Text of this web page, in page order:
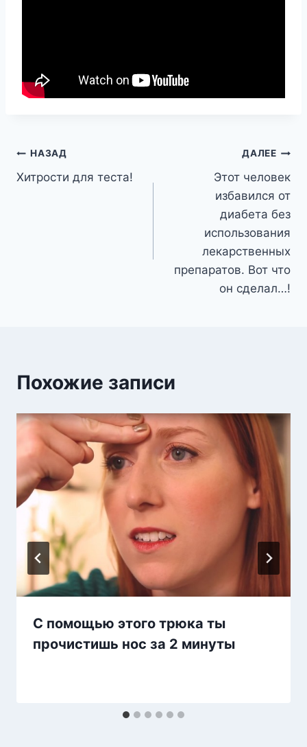
Навигация
по
НАЗАД
Хитрости для теста!
ДАЛЕЕ
Этот человек
избавился от
диабета без
использования
лекарственных
препаратов. Вот что
он сделал…!
Похожие записи
С помощью этого трюка ты
прочистишь нос за 2 минуты